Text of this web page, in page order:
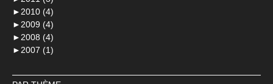
► 2010 (4)
► 2009 (4)
► 2008 (4)
► 2007 (1)